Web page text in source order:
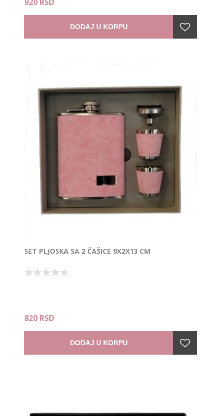
DODAJ U KORPU
SET PLJOSKA SA 2 ČAŠICE 9X2X13 CM
820 RSD
DODAJ U KORPU